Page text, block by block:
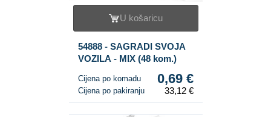
U košaricu
54888 - SAGRADI SVOJA
VOZILA - MIX (48 kom.)
Cijena po komadu 0,69 €
Cijena po pakiranju 33,12 €